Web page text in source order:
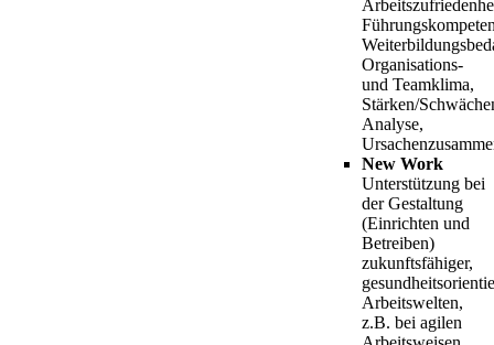
Organisations-
und Teamklima,
Stärken/
Analyse,
New Work
Unterstützung bei
der Gestaltung
(Einrichten und
Betreiben)
zukunftsfähiger,
Arbeitswelten,
z.B. bei agilen